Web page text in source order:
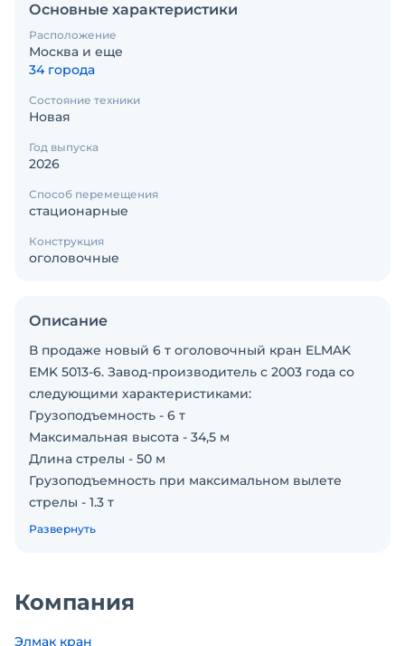
Основные характеристики
Расположение
Москва и еще
34 города
Состояние техники
Новая
Год выпуска
2026
Способ перемещения
стационарные
Конструкция
оголовочные
Описание
В продаже новый 6 т оголовочный кран ELMAK
EMK 5013-6. Завод-производитель с 2003 года со
следующими характеристиками:
Грузоподъемность - 6 т
Максимальная высота - 34,5 м
Длина стрелы - 50 м
Грузоподъемность при максимальном вылете
стрелы - 1.3 т
Свободностоящая высота - 103,5 м
Офис производителя и сервис в Москве.
Развернуть
Компания
Элмак кран